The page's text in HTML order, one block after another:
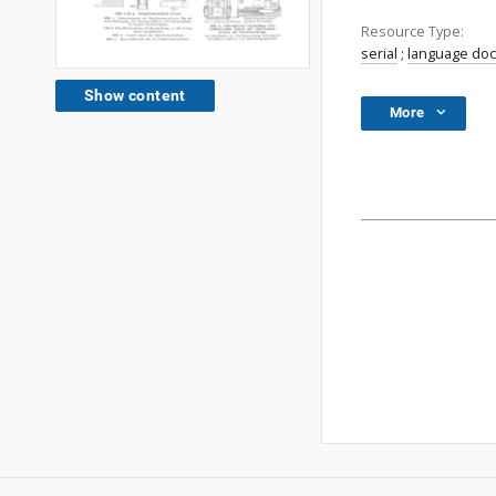
Show content
Resource Type:
serial ; language
More